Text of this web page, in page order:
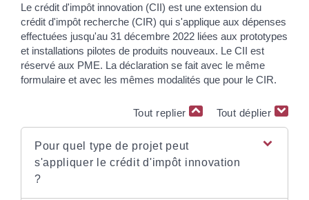
Le crédit d'impôt innovation (CII) est une extension du
crédit d'impôt recherche (CIR) qui s'applique aux dépenses
effectuées jusqu'au 31 décembre 2022 liées aux prototypes
et installations pilotes de produits nouveaux. Le CII est
réservé aux PME. La déclaration se fait avec le même
formulaire et avec les mêmes modalités que pour le CIR.
Tout replier Tout déplier
Pour quel type de projet peut
s'appliquer le crédit d'impôt innovation
?